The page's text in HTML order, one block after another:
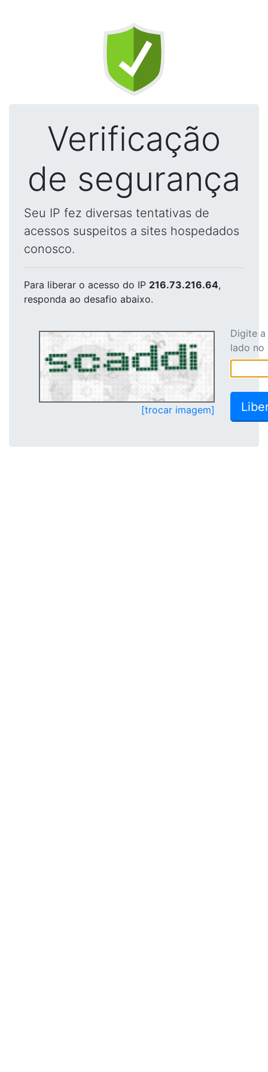
Verificação
de segurança
Seu IP fez diversas tentativas de
acessos suspeitos a sites hospedados
conosco.
Para liberar o acesso do IP 216.73.216.64,
responda ao desafio abaixo.
[trocar imagem]
Digite
lado no